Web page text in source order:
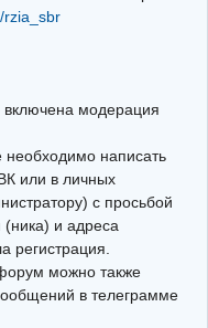
rzia_sbr
включена модерация
необходимо написать
или в личных
с просьбой
(ника) и адреса
регистрация.
можно также
в телеграмме